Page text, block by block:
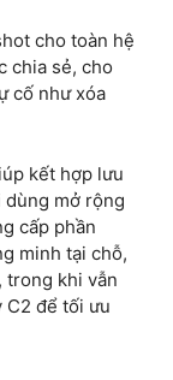
cho toàn hệ
chia sẻ, cho
cố như xóa
kết hợp lưu
dùng mở rộng
cấp phần
minh tại chỗ,
trong khi vẫn
C2 để tối ưu